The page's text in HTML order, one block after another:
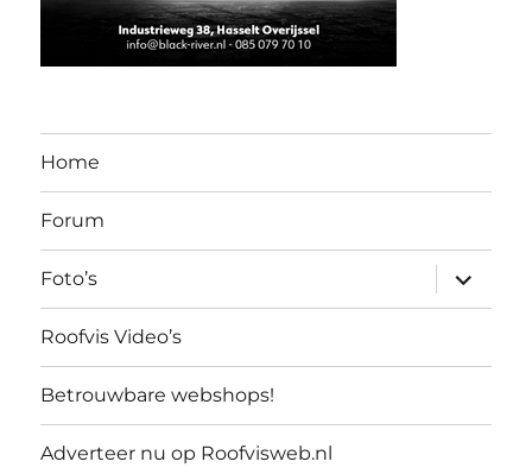
Home
Forum
Foto’s
Roofvis Video’s
Betrouwbare webshops!
Adverteer nu op Roofvisweb.nl